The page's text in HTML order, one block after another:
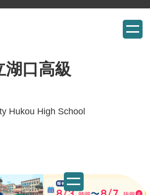
湖口高級
Hukou High School